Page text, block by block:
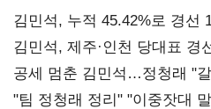
김민석, 누적 45.42%로 경
0.86%p(2보)
김민석, 제주·인천 당대표 경
공세 멈춘 김민석…정청래 "
"팀 정청래 정리" "이중잣대